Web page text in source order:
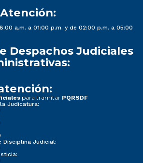
a.m. a 01:00 p.m. y de 02:00 p.m. a 05:00
Despachos Judiciales
para tramitar PQRSDF
Judicatura:
Disciplina Judicial: